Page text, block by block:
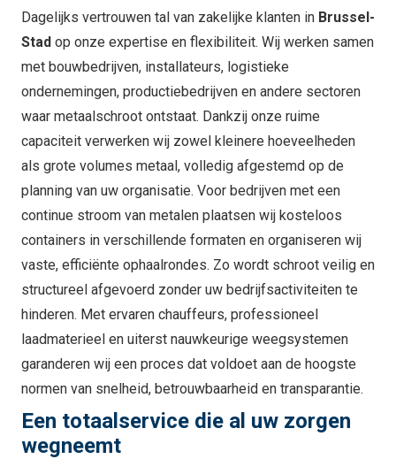
Dagelijks vertrouwen tal van zakelijke klanten in Brussel-
Stad op onze expertise en flexibiliteit. Wij werken samen
met bouwbedrijven, installateurs, logistieke
ondernemingen, productiebedrijven en andere sectoren
waar metaalschroot ontstaat. Dankzij onze ruime
capaciteit verwerken wij zowel kleinere hoeveelheden
als grote volumes metaal, volledig afgestemd op de
planning van uw organisatie. Voor bedrijven met een
continue stroom van metalen plaatsen wij kosteloos
containers in verschillende formaten en organiseren wij
vaste, efficiënte ophaalrondes. Zo wordt schroot veilig en
structureel afgevoerd zonder uw bedrijfsactiviteiten te
hinderen. Met ervaren chauffeurs, professioneel
laadmaterieel en uiterst nauwkeurige weegsystemen
garanderen wij een proces dat voldoet aan de hoogste
normen van snelheid, betrouwbaarheid en transparantie.
Een totaalservice die al uw zorgen
wegneemt